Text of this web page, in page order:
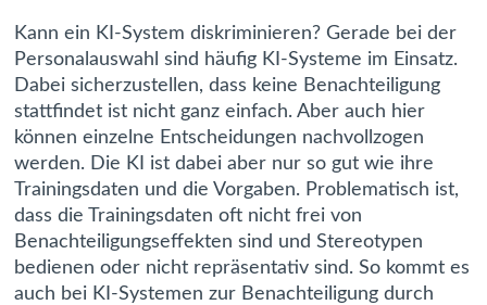
Kann ein KI-System diskriminieren? Gerade bei der
Personalauswahl sind häufig KI-Systeme im Einsatz.
Dabei sicherzustellen, dass keine Benachteiligung
stattfindet ist nicht ganz einfach. Aber auch hier
können einzelne Entscheidungen nachvollzogen
werden. Die KI ist dabei aber nur so gut wie ihre
Trainingsdaten und die Vorgaben. Problematisch ist,
dass die Trainingsdaten oft nicht frei von
Benachteiligungseffekten sind und Stereotypen
bedienen oder nicht repräsentativ sind. So kommt es
auch bei KI-Systemen zur Benachteiligung durch